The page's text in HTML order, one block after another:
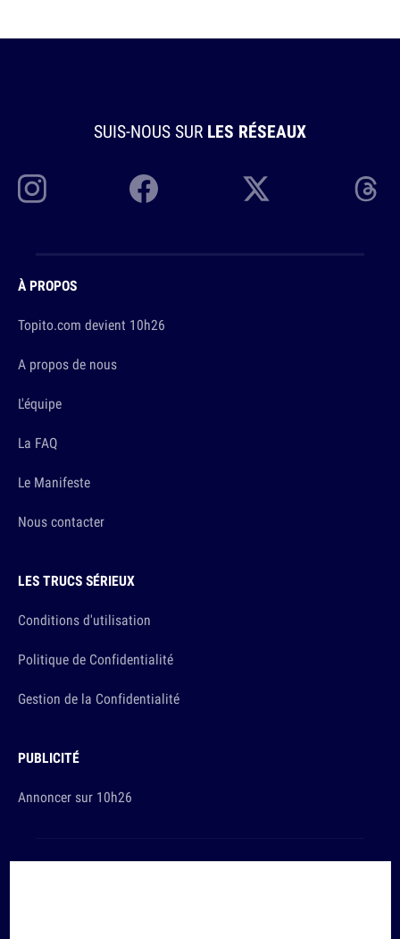
SUIS-NOUS SUR LES RÉSEAUX
À PROPOS
Topito.com devient 10h26
A propos de nous
L'équipe
La FAQ
Le Manifeste
Nous contacter
LES TRUCS SÉRIEUX
Conditions d'utilisation
Politique de Confidentialité
Gestion de la Confidentialité
PUBLICITÉ
Annoncer sur 10h26